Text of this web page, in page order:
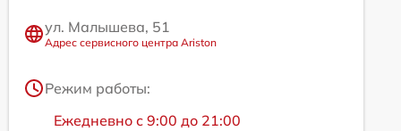
ул. Малышева, 51
Адрес сервисного центра Ariston
Режим работы:
Ежедневно с 9:00 до 21:00